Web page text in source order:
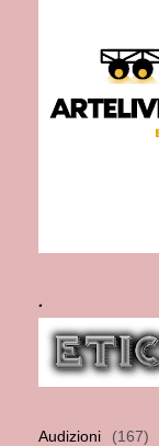
.
Audizioni (167)